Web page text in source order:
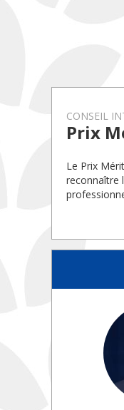
CONSEIL
Prix
Le Prix
reconnaître